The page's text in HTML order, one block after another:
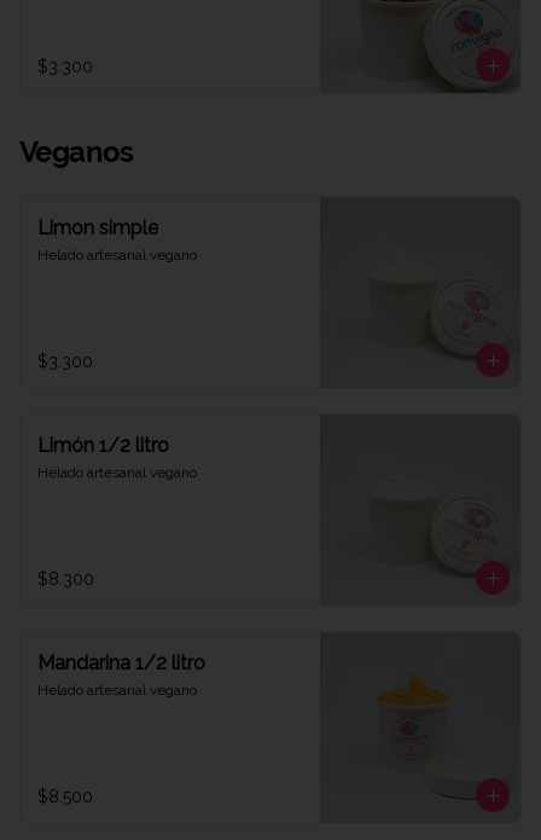
$3.300
Veganos
Limon simple
Helado artesanal vegano
$3.300
Limón 1/2 litro
Helado artesanal vegano
$8.300
Mandarina 1/2 litro
Helado artesanal vegano
$8.500